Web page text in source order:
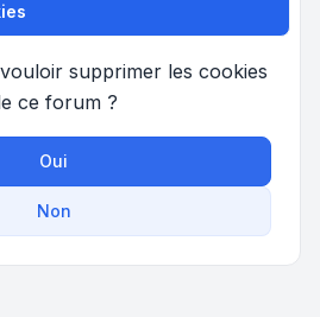
supprimer les cookies
ce forum ?
Oui
Non